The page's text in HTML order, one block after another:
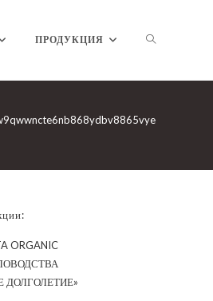
ПРОДУКЦИЯ
ПОИСК
ORGANIC
ДОЛГОЛЕТИЕ»